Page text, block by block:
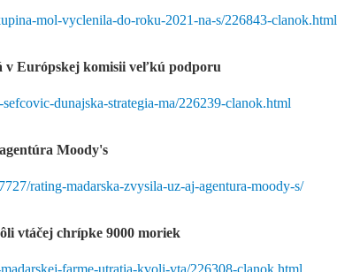
mol-vyclenila-do-roku-2021-na-s/226843-clanok.html
v Európskej komisii veľkú podporu
dunajska-strategia-ma/226239-clanok.html
Moody's
rating-madarska-zvysila-uz-aj-agentura-moody-s/
vtáčej chrípke 9000 moriek